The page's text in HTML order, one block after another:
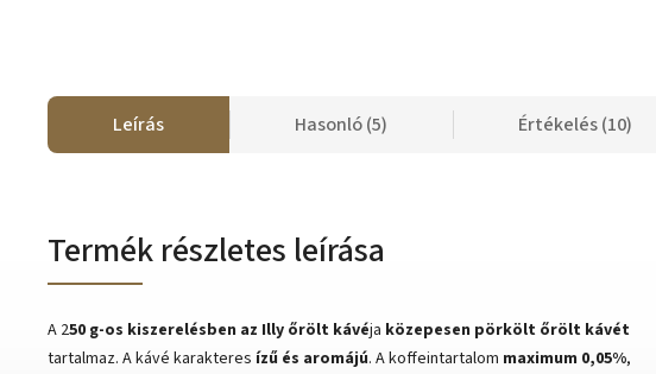
Leírás Hasonló (5) Értékelés (10)
Termék részletes leírása
A 250 g-os kiszerelésben az Illy őrölt kávéja közepesen pörkölt őrölt kávét
tartalmaz. A kávé karakteres ízű és aromájú. A koffeintartalom maximum 0,05%,